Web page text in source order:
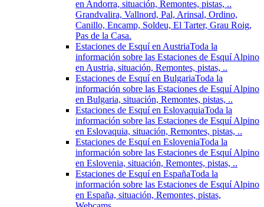
en Andorra, situación, Remontes, pistas, ..
Grandvalira, Vallnord, Pal, Arinsal, Ordino,
Canillo, Encamp, Soldeu, El Tarter, Grau Roig,
Pas de la Casa.
Estaciones de Esquí en AustriaToda la
información sobre las Estaciones de Esquí Alpino
en Austria, situación, Remontes, pistas, ..
Estaciones de Esquí en BulgariaToda la
información sobre las Estaciones de Esquí Alpino
en Bulgaria, situación, Remontes, pistas, ..
Estaciones de Esquí en EslovaquiaToda la
información sobre las Estaciones de Esquí Alpino
en Eslovaquia, situación, Remontes, pistas, ..
Estaciones de Esquí en EsloveniaToda la
información sobre las Estaciones de Esquí Alpino
en Eslovenia, situación, Remontes, pistas, ..
Estaciones de Esquí en EspañaToda la
información sobre las Estaciones de Esquí Alpino
en España, situación, Remontes, pistas,